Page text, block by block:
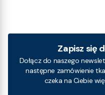
Zapisz się
Dołącz do naszego
następne zamówienie
czeka na Ciebie